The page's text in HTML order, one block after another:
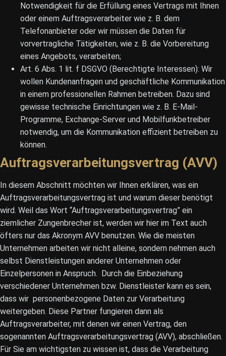
Notwendigkeit für die Erfüllung eines Vertrags mit Ihnen
oder einem Auftragsverarbeiter wie z. B. dem
Telefonanbieter oder wir müssen die Daten für
vorvertragliche Tätigkeiten, wie z. B. die Vorbereitung
eines Angebots, verarbeiten;
Art. 6 Abs. 1 lit. f DSGVO (Berechtigte Interessen): Wir
wollen Kundenanfragen und geschäftliche Kommunikation
in einem professionellen Rahmen betreiben. Dazu sind
gewisse technische Einrichtungen wie z. B. E-Mail-
Programme, Exchange-Server und Mobilfunkbetreiber
notwendig, um die Kommunikation effizient betreiben zu
können.
Auftragsverarbeitungsvertrag (AVV)
In diesem Abschnitt möchten wir Ihnen erklären, was ein
Auftragsverarbeitungsvertrag ist und warum dieser benötigt
wird. Weil das Wort “Auftragsverarbeitungsvertrag” ein
ziemlicher Zungenbrecher ist, werden wir hier im Text auch
öfters nur das Akronym AVV benutzen. Wie die meisten
Unternehmen arbeiten wir nicht alleine, sondern nehmen auch
selbst Dienstleistungen anderer Unternehmen oder
Einzelpersonen in Anspruch. Durch die Einbeziehung
verschiedener Unternehmen bzw. Dienstleister kann es sein,
dass wir personenbezogene Daten zur Verarbeitung
weitergeben. Diese Partner fungieren dann als
Auftragsverarbeiter, mit denen wir einen Vertrag, den
sogenannten Auftragsverarbeitungsvertrag (AVV), abschließen.
Für Sie am wichtigsten zu wissen ist, dass die Verarbeitung